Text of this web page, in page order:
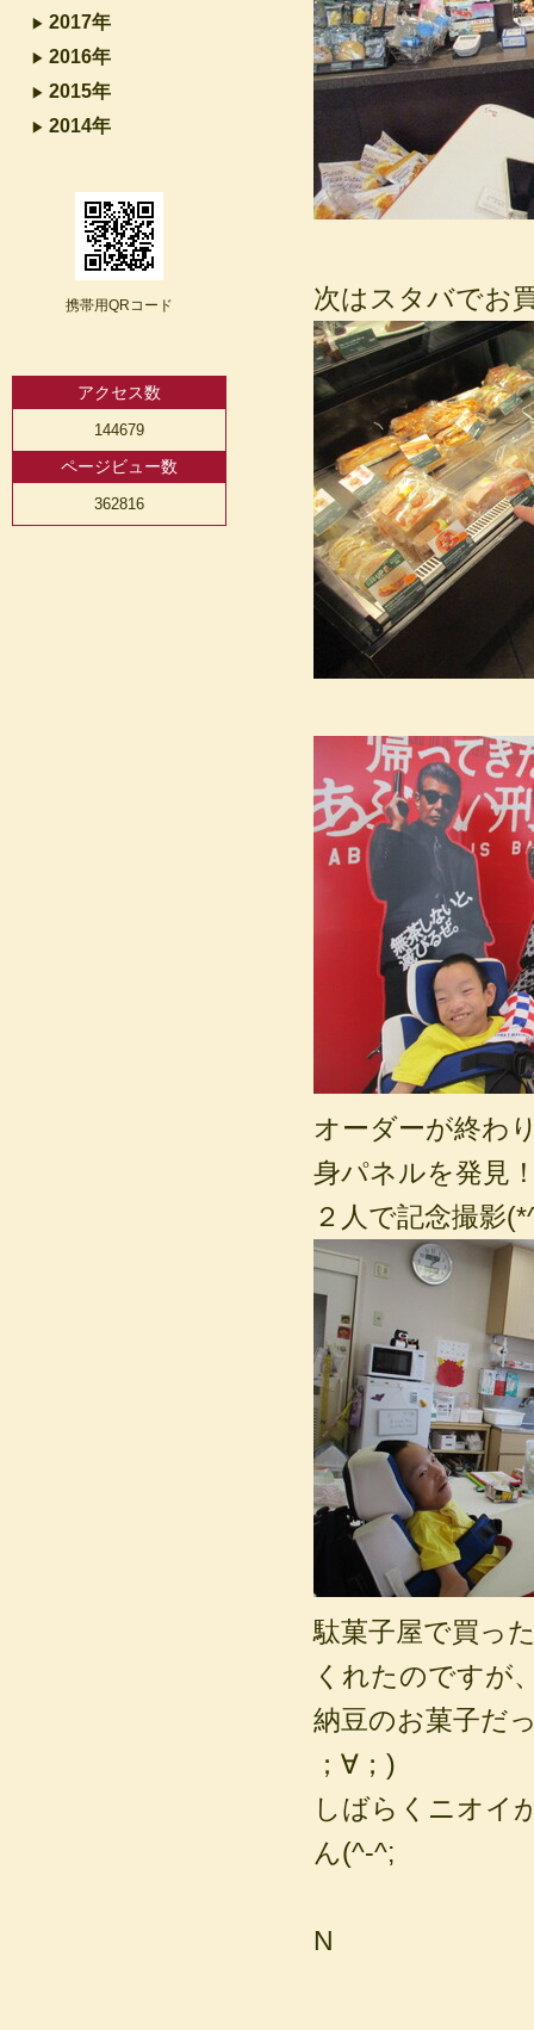
次はスタバでお
オーダーが終わ
身パネルを発見
２人で記念撮影
駄菓子屋で買っ
くれたのですが
納豆のお菓子だ
；∀；)
しばらくニオイ
ん(^-^;
N
2017年
2016年
2015年
2014年
携帯用QRコード
アクセス数
144679
ページビュー数
362816